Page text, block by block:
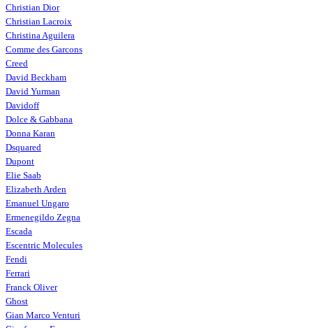
Christian Dior
Christian Lacroix
Christina Aguilera
Comme des Garcons
Creed
David Beckham
David Yurman
Davidoff
Dolce & Gabbana
Donna Karan
Dsquared
Dupont
Elie Saab
Elizabeth Arden
Emanuel Ungaro
Ermenegildo Zegna
Escada
Escentric Molecules
Fendi
Ferrari
Franck Oliver
Ghost
Gian Marco Venturi